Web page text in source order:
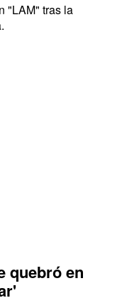
"LAM" tras la
quebró en